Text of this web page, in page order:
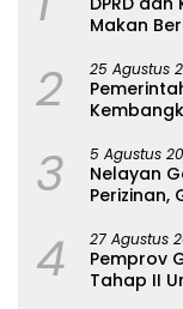
Makan
2 25 Agustus
3 5 Agustus
Nelayan
Perizinan,
4 27 Agustus
Pemprov
Tahap II